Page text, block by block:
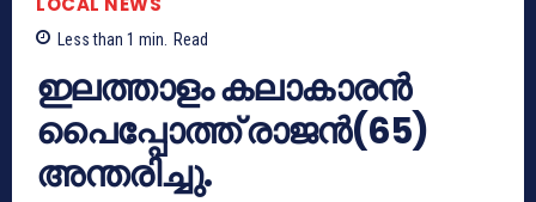
Less than 1 min. Read
ഇലത്താളം കലാകാരൻ
പൈപ്പോത്ത്‌ രാജൻ(65)
അന്തരിച്ചു.